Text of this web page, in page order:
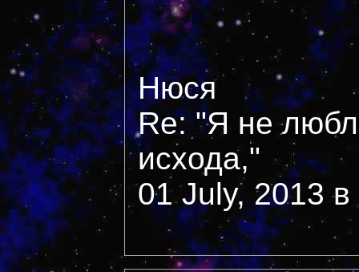
Нюся
Re: "Я не
исхода,"
01 July, 2013